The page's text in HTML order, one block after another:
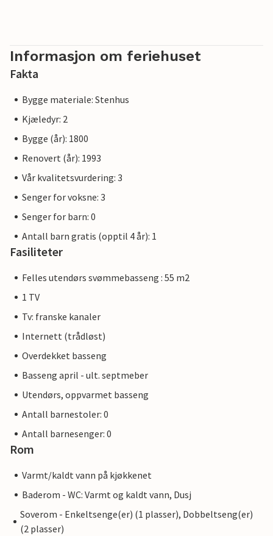
Informasjon om feriehuset
Fakta
Bygge materiale: Stenhus
Kjæledyr: 2
Bygge (år): 1800
Renovert (år): 1993
Vår kvalitetsvurdering: 3
Senger for voksne: 3
Senger for barn: 0
Antall barn gratis (opptil 4 år): 1
Fasiliteter
Felles utendørs svømmebasseng : 55 m2
1 TV
Tv: franske kanaler
Internett (trådløst)
Overdekket basseng
Basseng april - ult. septmeber
Utendørs, oppvarmet basseng
Antall barnestoler: 0
Antall barnesenger: 0
Rom
Varmt/kaldt vann på kjøkkenet
Baderom - WC: Varmt og kaldt vann, Dusj
Soverom - Enkeltsenge(er) (1 plasser), Dobbeltseng(er)
(2 plasser)